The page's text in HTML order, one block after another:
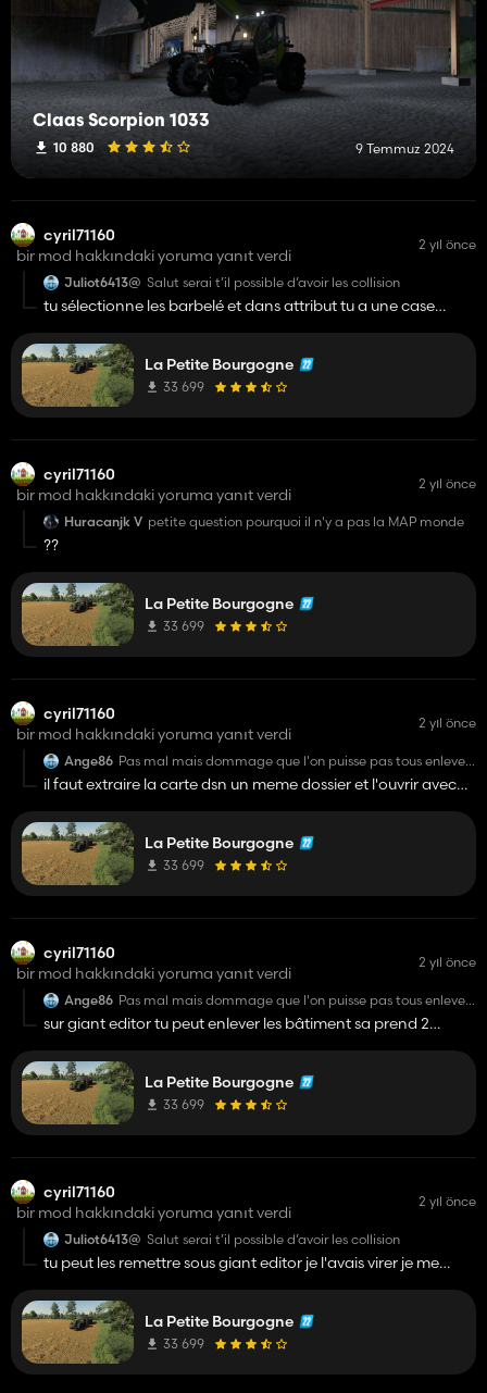
Claas Scorpion 1033
10 880 9 Temmuz 2024
cyril71160
bir mod hakkındaki yoruma yanıt verdi
2 yıl önce
Juliot6413@ Salut serai t’il possible d’avoir les collision
tu sélectionne les barbelé et dans attribut tu a une case
chaque barbelé il faut les sélectionner 1 par 1
La Petite Bourgogne
33 699
cyril71160
bir mod hakkındaki yoruma yanıt verdi
2 yıl önce
Huracanjk V petite question pourquoi il n'y a pas la MAP monde
??
La Petite Bourgogne
33 699
cyril71160
bir mod hakkındaki yoruma yanıt verdi
2 yıl önce
Ange86 Pas mal mais dommage que l'on puisse pas tous enlever
dans la ferme principale...
il faut extraire la carte dsn un meme dossier et l'ouvrir avec
La Petite Bourgogne
33 699
cyril71160
bir mod hakkındaki yoruma yanıt verdi
2 yıl önce
Ange86 Pas mal mais dommage que l'on puisse pas tous enlever
dans la ferme principale...
sur giant editor tu peut enlever les bâtiment sa prend 2
La Petite Bourgogne
33 699
cyril71160
bir mod hakkındaki yoruma yanıt verdi
2 yıl önce
Juliot6413@ Salut serai t’il possible d’avoir les collision
tu peut les remettre sous giant editor je l'avais virer je me
La Petite Bourgogne
33 699